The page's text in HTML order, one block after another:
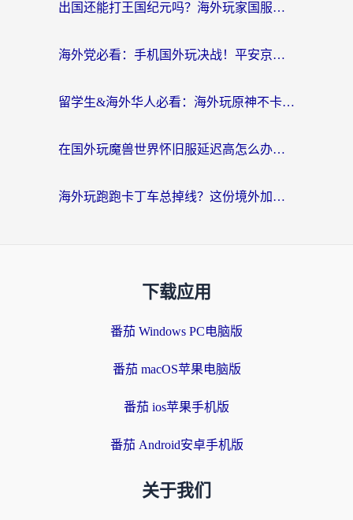
出国还能打王国纪元吗？海外玩家国服游戏畅玩终极指南
海外党必看：手机国外玩决战！平安京加速器推荐——解决延迟卡顿的终极方案
留学生&海外华人必看：海外玩原神不卡顿的秘密——原神加速器选择与使用全攻略
在国外玩魔兽世界怀旧服延迟高怎么办？老玩家亲测有效的加速器选择指南
海外玩跑跑卡丁车总掉线？这份境外加速指南帮你零延迟漂移！
下载应用
番茄 Windows PC电脑版
番茄 macOS苹果电脑版
番茄 ios苹果手机版
番茄 Android安卓手机版
关于我们